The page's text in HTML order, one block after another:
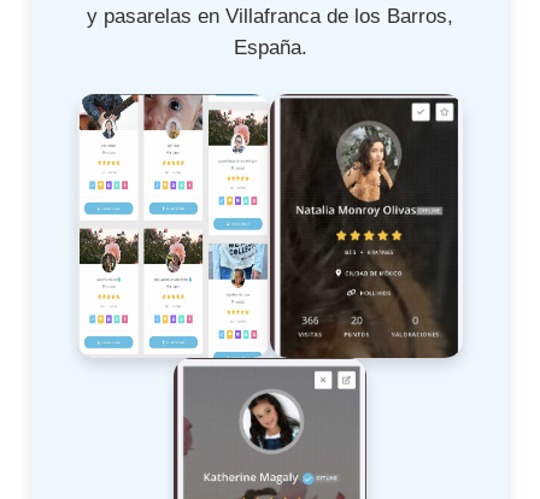
y pasarelas en Villafranca de los Barros,
España.